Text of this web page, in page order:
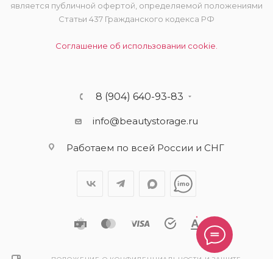
является публичной офертой, определяемой положениями
Статьи 437 Гражданского кодекса РФ
Соглашение об использовании cookie.
8 (904) 640-93-83
info@beautystorage.ru
Работаем по всей России и СНГ